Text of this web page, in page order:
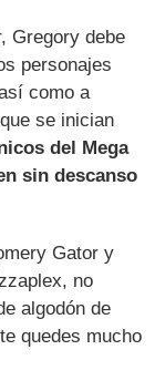
Gregory debe
personajes
como a
se inician
del Mega
sin descanso
Gator y
no
algodón de
quedes mucho